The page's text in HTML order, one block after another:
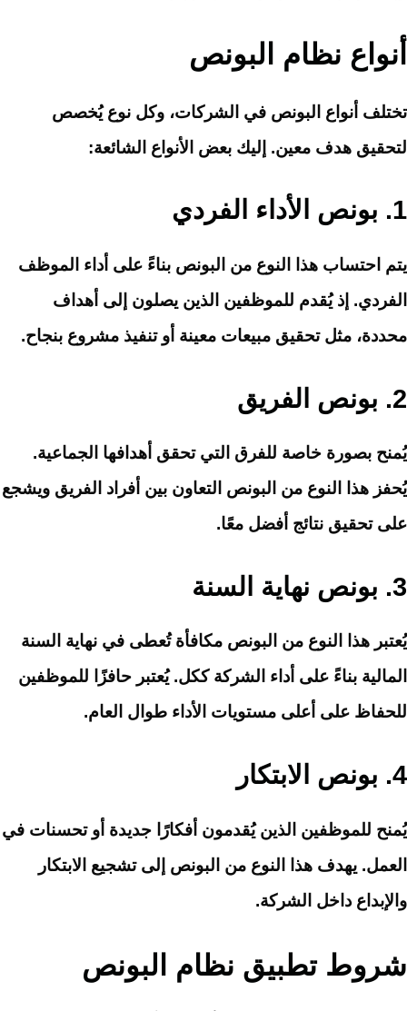
أنواع نظام البونص
تختلف أنواع البونص في الشركات، وكل نوع يُخصص
لتحقيق هدف معين. إليك بعض الأنواع الشائعة:
1. بونص الأداء الفردي
يتم احتساب هذا النوع من البونص بناءً على أداء الموظف
الفردي. إذ يُقدم للموظفين الذين يصلون إلى أهداف
محددة، مثل تحقيق مبيعات معينة أو تنفيذ مشروع بنجاح.
2. بونص الفريق
يُمنح بصورة خاصة للفرق التي تحقق أهدافها الجماعية.
يُحفز هذا النوع من البونص التعاون بين أفراد الفريق ويشجع
على تحقيق نتائج أفضل معًا.
3. بونص نهاية السنة
يُعتبر هذا النوع من البونص مكافأة تُعطى في نهاية السنة
المالية بناءً على أداء الشركة ككل. يُعتبر حافزًا للموظفين
للحفاظ على أعلى مستويات الأداء طوال العام.
4. بونص الابتكار
يُمنح للموظفين الذين يُقدمون أفكارًا جديدة أو تحسنات في
العمل. يهدف هذا النوع من البونص إلى تشجيع الابتكار
والإبداع داخل الشركة.
شروط تطبيق نظام البونص